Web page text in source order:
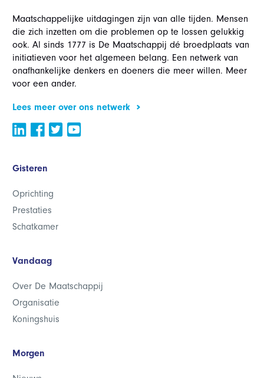
Maatschappelijke uitdagingen zijn van alle tijden. Mensen
die zich inzetten om die problemen op te lossen gelukkig
ook. Al sinds 1777 is De Maatschappij dé broedplaats van
initiatieven voor het algemeen belang. Een netwerk van
onafhankelijke denkers en doeners die meer willen. Meer
voor een ander.
Lees meer over ons netwerk
Gisteren
Oprichting
Prestaties
Schatkamer
Vandaag
Over De Maatschappij
Organisatie
Koningshuis
Morgen